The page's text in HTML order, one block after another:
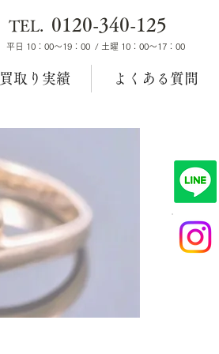
TEL. 0120-340-125
平日 10：00～19：00 / 土曜 10：00～17：00
買取り実績 よくある質問